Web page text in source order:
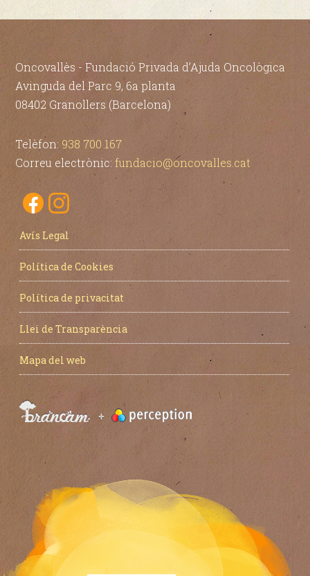
Oncovallès - Fundació Privada d’Ajuda Oncològica
Avinguda del Parc 9, 6a planta
08402 Granollers (Barcelona)
Telèfon: 938 700 167
Correu electrònic:fundacio@oncovalles.cat
Avís Legal
Política de Cookies
Política de privacitat
Llei de Transparència
Mapa del web